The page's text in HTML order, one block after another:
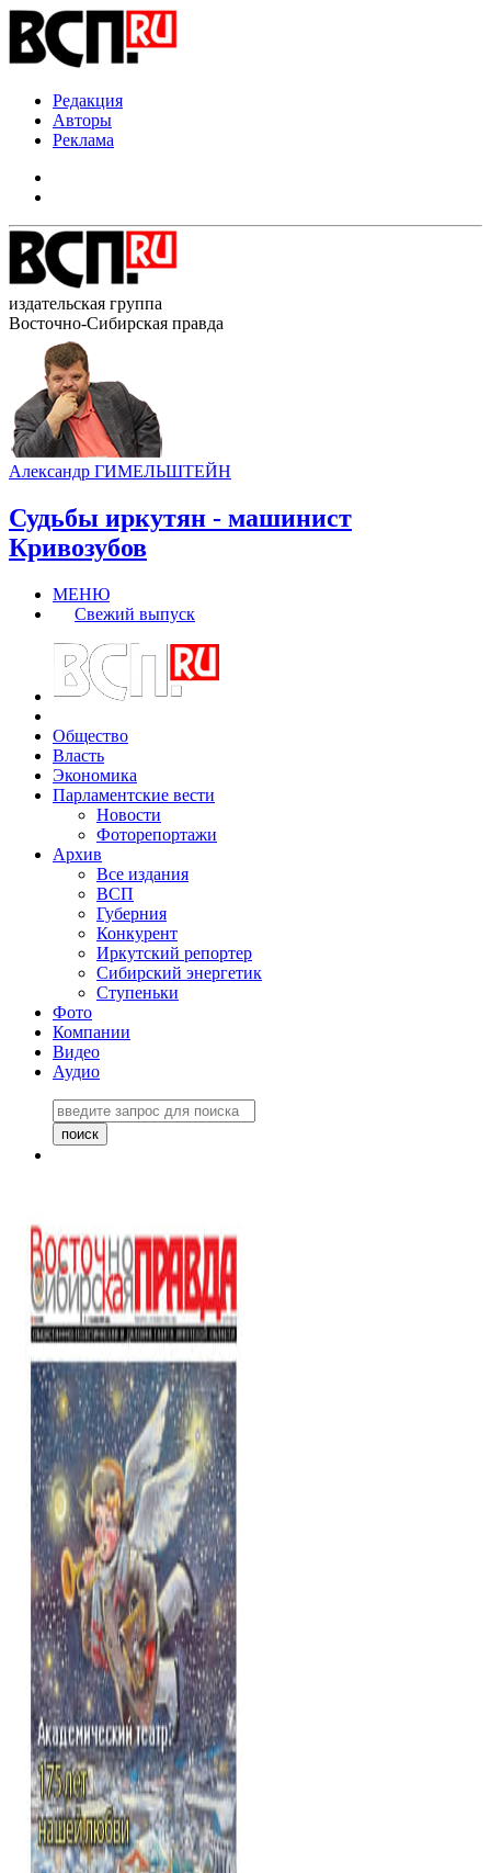
Редакция
Авторы
Реклама
издательская группа
Восточно-Сибирская правда
Александр ГИМЕЛЬШТЕЙН
Судьбы иркутян - машинист
Кривозубов
МЕНЮ
Свежий выпуск
Общество
Власть
Экономика
Парламентские вести
Новости
Фоторепортажи
Архив
Все издания
ВСП
Губерния
Конкурент
Иркутский репортер
Сибирский энергетик
Ступеньки
Фото
Компании
Видео
Аудио